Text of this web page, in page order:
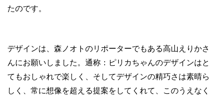
たのです。
デザインは、森ノオトのリポーターでもある高山えりかさ
んにお願いしました。通称：ピリカちゃんのデザインはと
てもおしゃれで楽しく、そしてデザインの精巧さは素晴ら
しく、常に想像を超える提案をしてくれて、このうえなく